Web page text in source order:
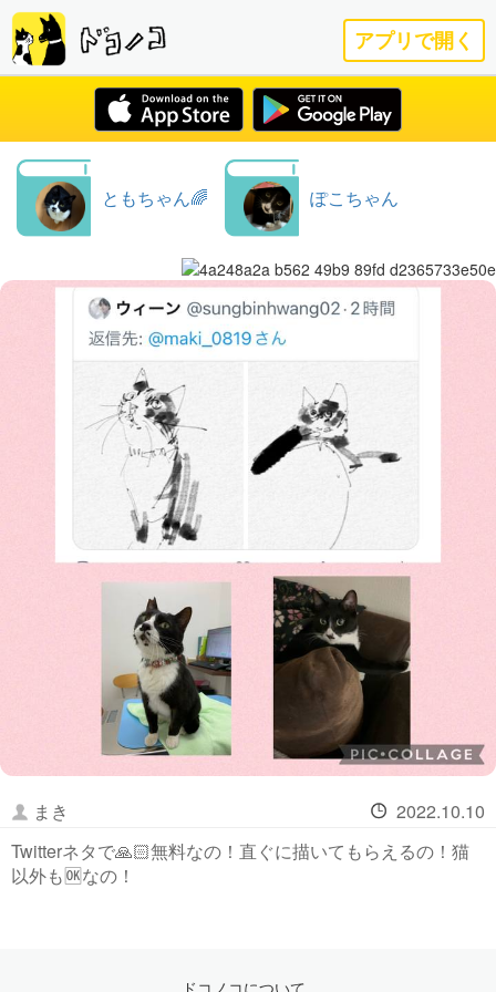
アプリで開く
ともちゃん🌈 ぽこちゃん
まき
2022.10.10
Twitterネタで🙏🏻無料なの！直ぐに描いてもらえるの！猫
以外も🆗なの！